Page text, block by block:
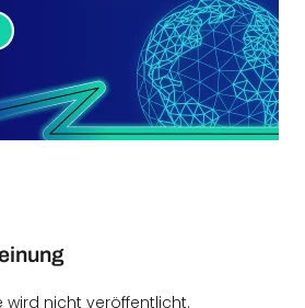
wird nicht veröffentlicht.